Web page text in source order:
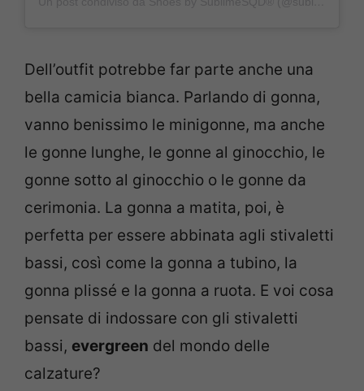
Dell’outfit potrebbe far parte anche una
bella camicia bianca. Parlando di gonna,
vanno benissimo le minigonne, ma anche
le gonne lunghe, le gonne al ginocchio, le
gonne sotto al ginocchio o le gonne da
cerimonia. La gonna a matita, poi, è
perfetta per essere abbinata agli stivaletti
bassi, così come la gonna a tubino, la
gonna plissé e la gonna a ruota. E voi cosa
pensate di indossare con gli stivaletti
bassi, evergreen del mondo delle
calzature?